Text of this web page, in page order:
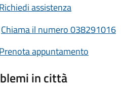
assistenza
Chiama il numero 038291016
appuntamento
in città